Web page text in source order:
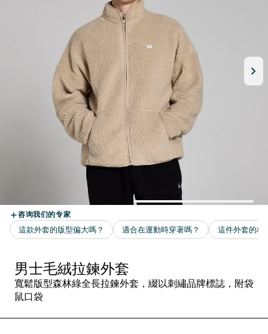
男士毛絨拉鍊外套
寬鬆版型森林綠全長拉鍊外套，綴以刺繡品牌標誌，附袋
鼠口袋